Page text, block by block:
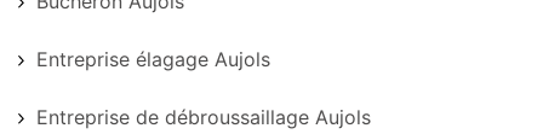
Entreprise élagage Aujols
Entreprise de débroussaillage Aujols